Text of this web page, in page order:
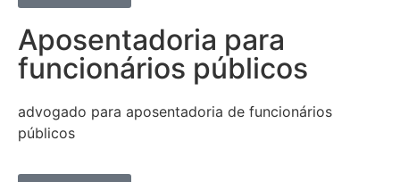
Aposentadoria para
funcionários públicos
advogado para aposentadoria de funcionários
públicos